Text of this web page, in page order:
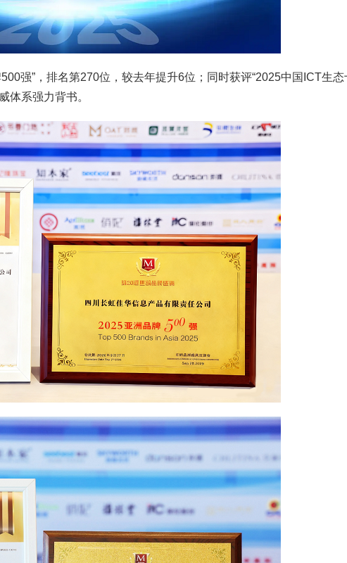
强”，排名第270位，较去年提升6位；同时获评“2025中国ICT生态
体系强力背书。